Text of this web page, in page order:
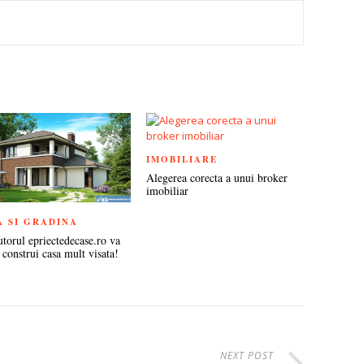
SI GRADINA
epriectedecase.ro va
casa mult visata!
IMOBILIARE
Alegerea corecta a unui broker
imobiliar
NEXT POST